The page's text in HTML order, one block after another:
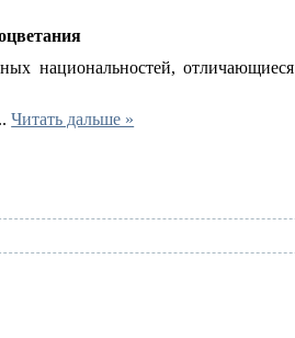
национальностей, отличающиеся
Читать дальше »